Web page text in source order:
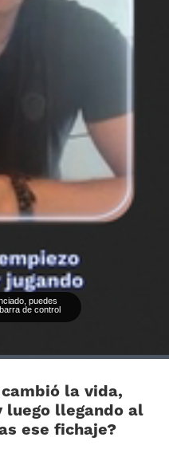
puedes
de control
la vida,
luego llegando al
ese fichaje?